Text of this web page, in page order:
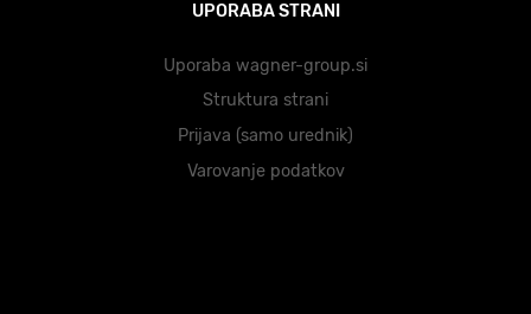
UPORABA STRANI
Uporaba wagner-group.si
Struktura strani
Prijava (samo urednik)
Varovanje podatkov